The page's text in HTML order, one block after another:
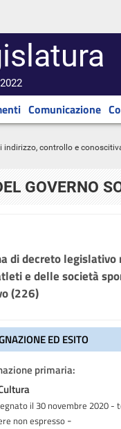
Comunicazione
indirizzo, controllo e
GOVERNO
di decreto
e delle società
(226)
ED ESITO
primaria:
il 30 novembre 2020 -
non espresso -